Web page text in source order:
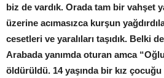
biz de vardık. Orada tam bir vahşet
üzerine acımasızca kurşun
cesetleri ve yaralıları taşıdık. Belki
Arabada yanımda oturan amca
öldürüldü. 14 yaşında bir kız